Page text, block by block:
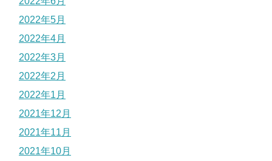
2022年5月
2022年4月
2022年3月
2022年2月
2022年1月
2021年12月
2021年11月
2021年10月